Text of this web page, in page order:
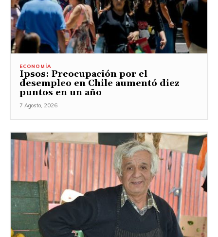
ECONOMÍA
Ipsos: Preocupación por el
desempleo en Chile aumentó diez
puntos en un año
7 Agosto, 2026